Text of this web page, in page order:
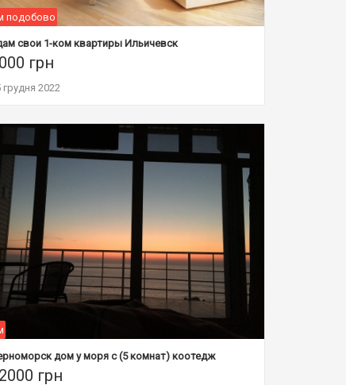
подобово
свои 1-ком квартиры Ильичевск
грн
грудня 2022
дом у моря с (5 комнат) коотедж
грн